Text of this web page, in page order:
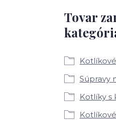
Tovar
Súpravy
Kotlíky s